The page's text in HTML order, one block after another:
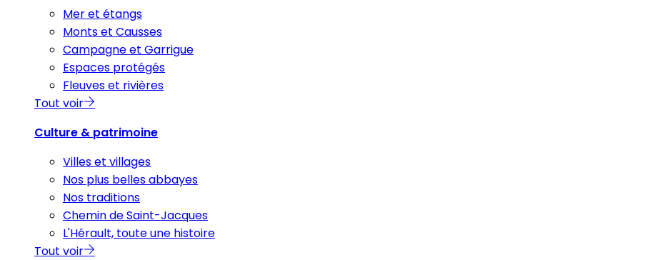
Mer et étangs
Monts et Causses
Campagne et Garrigue
Espaces protégés
Fleuves et rivières
Tout voir
Culture & patrimoine
Villes et villages
Nos plus belles abbayes
Nos traditions
Chemin de Saint-Jacques
L'Hérault, toute une histoire
Tout voir